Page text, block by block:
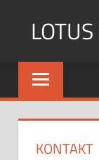
Von
den
Experten
Versicherung
KONTAKT